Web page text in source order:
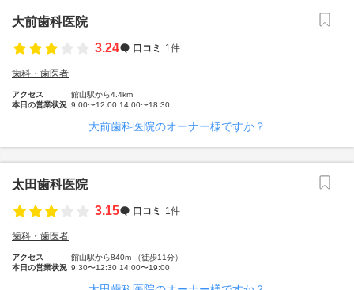
大前歯科医院
3.24
口コミ 1件
歯科・歯医者
アクセス
館山駅から4.4km
本日の営業状況 9:00〜12:00 14:00〜18:30
大前歯科医院のオーナー様ですか？
太田歯科医院
3.15
口コミ 1件
歯科・歯医者
アクセス
館山駅から840m （徒歩11分）
本日の営業状況 9:30〜12:30 14:00〜19:00